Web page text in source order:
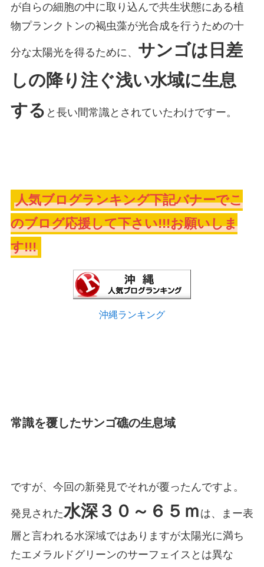
が自らの細胞の中に取り込んで共生状態にある植
物プランクトンの褐虫藻が光合成を行うための十
分な太陽光を得るために、 サンゴは日差
しの降り注ぐ浅い水域に生息
する と長い間常識とされていたわけですー。
人気ブログランキング下記バナーでこ
のブログ応援して下さい!!!お願いしま
す!!!
沖縄ランキング
常識を覆したサンゴ礁の生息域
ですが、今回の新発見でそれが覆ったんですよ。
発見された水深３０～６５ｍ は、まー表
層と言われる水深域ではありますが太陽光に満ち
たエメラルドグリーンのサーフェイスとは異な